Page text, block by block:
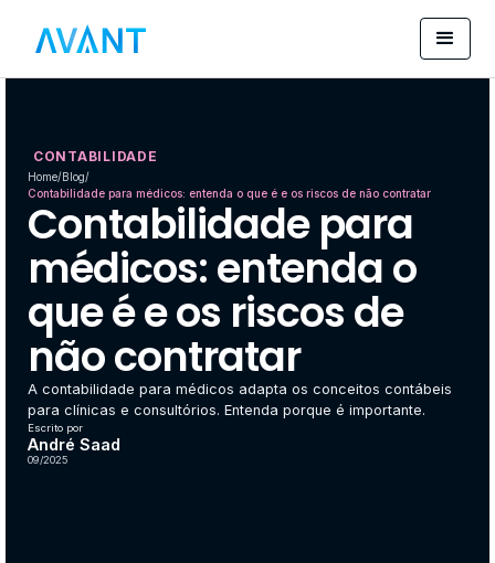
CONTABILIDADE
Home/Blog/
Contabilidade para médicos: entenda o que é e os riscos de não contratar
Contabilidade para
médicos: entenda o
que é e os riscos de
não contratar
A contabilidade para médicos adapta os conceitos contábeis
para clínicas e consultórios. Entenda porque é importante.
Escrito por
André Saad
09/2025